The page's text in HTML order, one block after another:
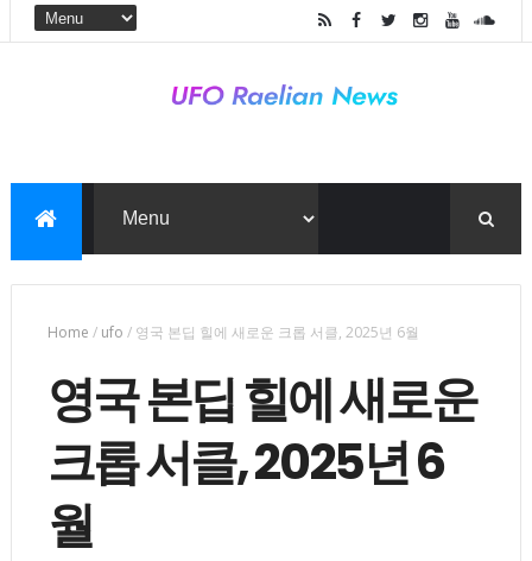
Home / ufo / 영국 본딥 힐에 새로운 크롭 서클, 2025년 6월
영국 본딥 힐에 새로운
크롭 서클, 2025년 6
월